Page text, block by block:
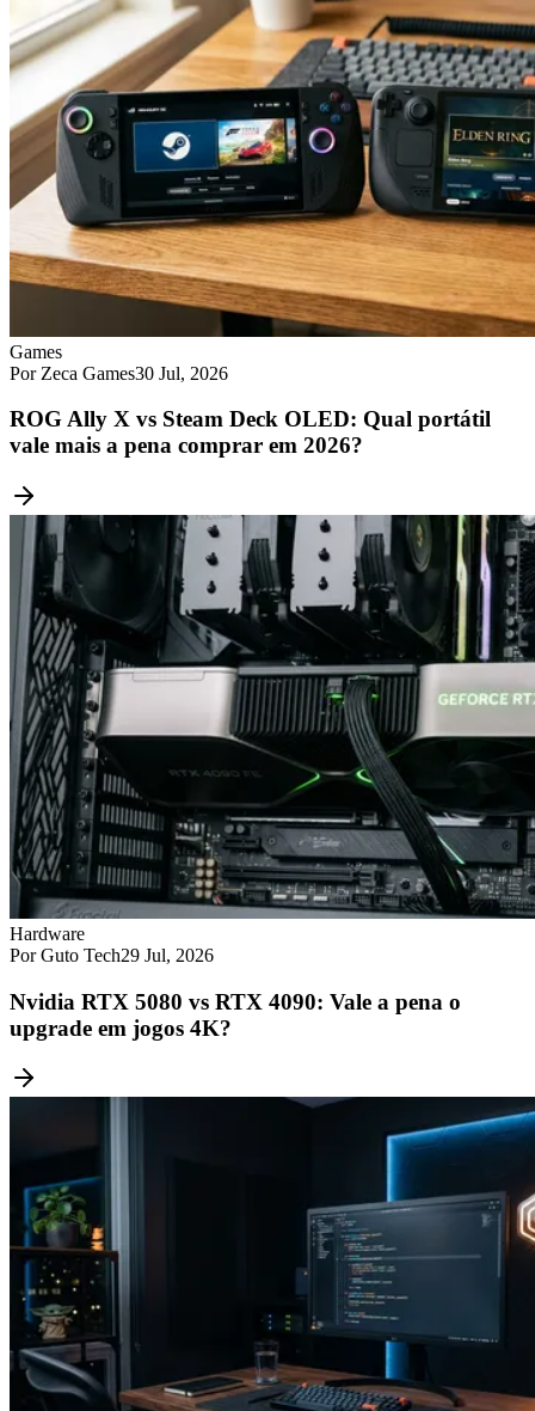
Games
Por Zeca Games30 Jul, 2026
ROG Ally X vs Steam Deck OLED: Qual portátil
vale mais a pena comprar em 2026?
Hardware
Por Guto Tech29 Jul, 2026
Nvidia RTX 5080 vs RTX 4090: Vale a pena o
upgrade em jogos 4K?